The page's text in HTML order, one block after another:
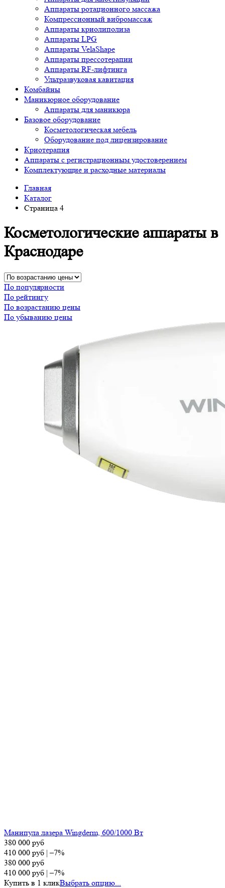
Аппараты ротационного массажа
Компрессионный вибромассаж
Аппараты криолиполиза
Аппараты LPG
Аппараты VelaShape
Аппараты прессотерапии
Аппараты RF-лифтинга
Ультразвуковая кавитация
Комбайны
Маникюрное оборудование
Аппараты для маникюра
Базовое оборудование
Косметологическая мебель
Оборудование под лицензирование
Криотерапия
Аппараты c регистрационным удостоверением
Комплектующие и расходные материалы
Главная
Каталог
Страница 4
Косметологические аппараты в
Краснодаре
По популярности
По рейтингу
По возрастанию цены
По убыванию цены
Манипула лазера Wingderm, 600/1000 Вт
380 000 руб
410 000 руб |–7%
380 000 руб
410 000 руб |–7%
Купить в 1 кликВыбрать опцию...